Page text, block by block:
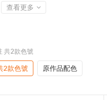
查看更多
共2款色號
2款色號 原作品配色